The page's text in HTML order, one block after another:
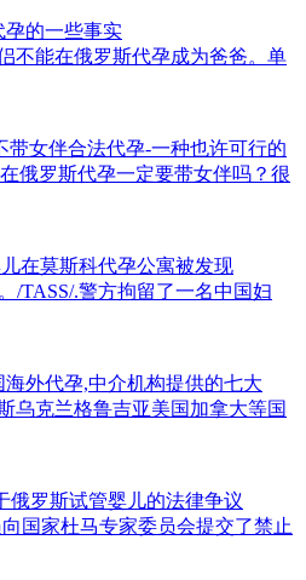
孕的一些事实
不能在俄罗斯代孕成为爸爸。单
女伴合法代孕-一种也许可行的
俄罗斯代孕一定要带女伴吗？很
在莫斯科代孕公寓被发现
/TASS/.警方拘留了一名中国妇
外代孕,中介机构提供的七大
乌克兰格鲁吉亚美国加拿大等国
俄罗斯试管婴儿的法律争议
国家杜马专家委员会提交了禁止